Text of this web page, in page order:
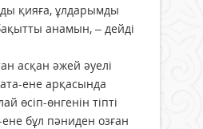
қияға, ұлдарымды
анамын, – дейді
асқан әжей әуелі
ене арқасында
өсіп-өнгенін тіпті
бұл пәниден озған